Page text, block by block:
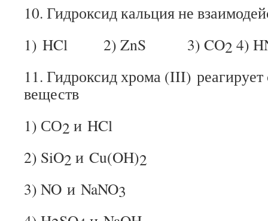
10. Гидроксид кальция не
1) HCl 2) ZnS 3) CO2 4)
11. Гидроксид хрома (III)
веществ
1) СО2 и HCl
2) SiO2 и Cu(OH)2
3) NO и NaNO3